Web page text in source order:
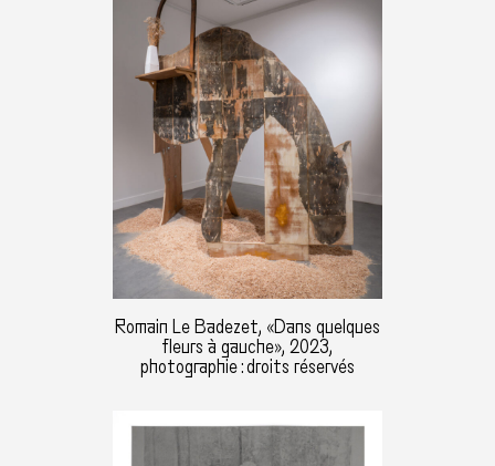
Romain Le Badezet, «Dans quelques
fleurs à gauche», 2023,
photographie : droits réservés